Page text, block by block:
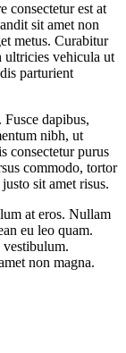
consectetur est at
sit amet non
metus. Curabitur
vehicula ut
parturient
dapibus,
nibh, ut
consectetur purus
commodo, tortor
sit amet risus.
at eros. Nullam
eu leo quam.
vestibulum.
non magna.